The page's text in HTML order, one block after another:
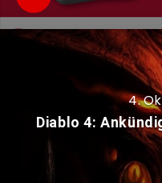
4.
Diablo 4: